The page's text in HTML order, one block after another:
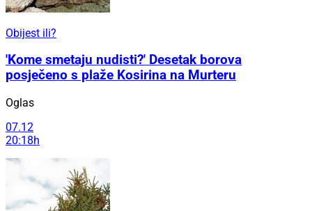
Obijest ili?
'Kome smetaju nudisti?' Desetak borova
posječeno s plaže Kosirina na Murteru
Oglas
07.12
20:18h